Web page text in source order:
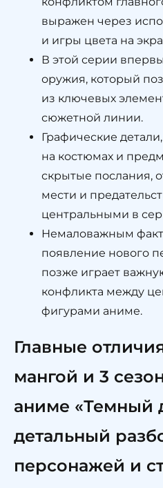
выражен через
и игры цвета на
В этой серии
оружия, который
из ключевых
сюжетной линии.
Графические
на костюмах и
скрытые послания,
мести и
центральными в
Немаловажным
появление нового
позже играет
конфликта между
фигурами аниме.
Главные
мангой и 3
аниме «Темный
детальный
персонажей и